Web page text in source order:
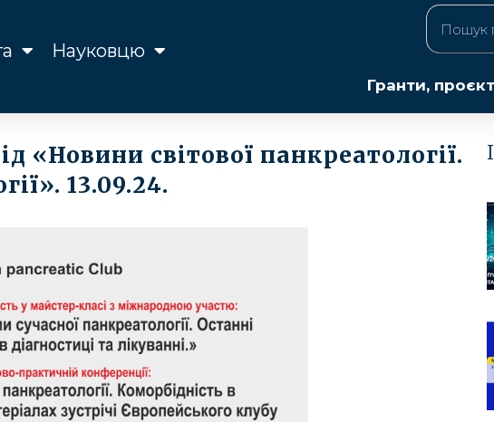
Науковцю
Гранти,
«Новини світової панкреатології.
13.09.24.